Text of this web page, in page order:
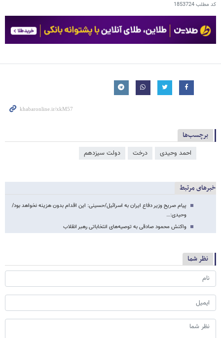
کد مطلب1853724
برچسب‌ها
احمد وحیدی درخت دولت سیزدهم
خبرهای مرتبط
پیام صریح وزیر دفاع ایران به اسرائیل/حسینی: این اقدام بدون هزینه نخواهد بود/
وحیدی:…
واکنش محمود صادقی به توصیه‌های انتخاباتی رهبر انقلاب
نظر شما